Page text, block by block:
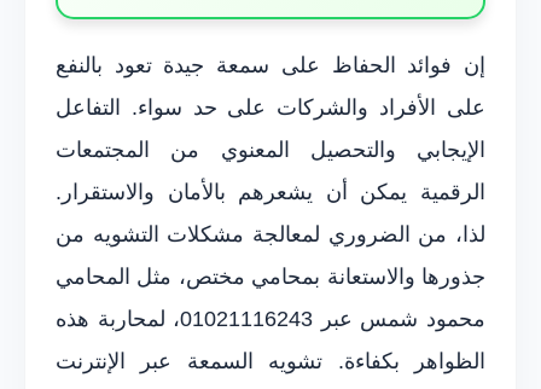
إن فوائد الحفاظ على سمعة جيدة تعود بالنفع
على الأفراد والشركات على حد سواء. التفاعل
الإيجابي والتحصيل المعنوي من المجتمعات
الرقمية يمكن أن يشعرهم بالأمان والاستقرار.
لذا، من الضروري لمعالجة مشكلات التشويه من
جذورها والاستعانة بمحامي مختص، مثل المحامي
محمود شمس عبر 01021116243، لمحاربة هذه
الظواهر بكفاءة. تشويه السمعة عبر الإنترنت